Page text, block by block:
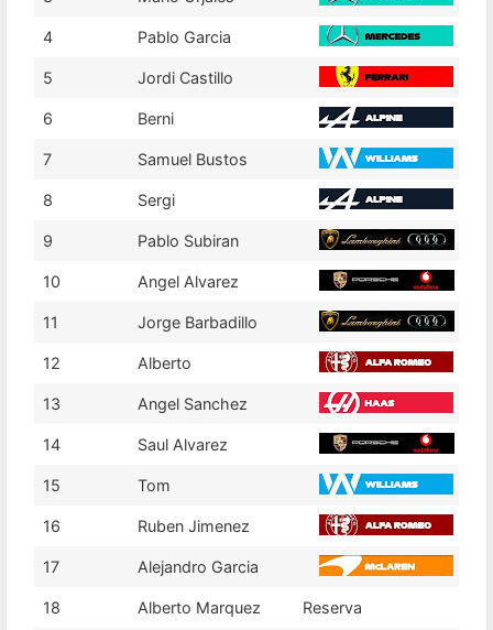
4 Pablo Garcia
5 Jordi Castillo
6 Berni
7 Samuel Bustos
8 Sergi
9 Pablo Subiran
10 Angel Alvarez
11 Jorge Barbadillo
12 Alberto
13 Angel Sanchez
14 Saul Alvarez
15 Tom
16 Ruben Jimenez
17 Alejandro Garcia
18 Alberto Marquez Reserva